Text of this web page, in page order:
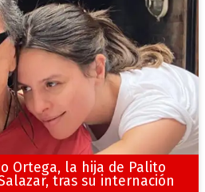
Ortega, la hija de Palito
tras su internación